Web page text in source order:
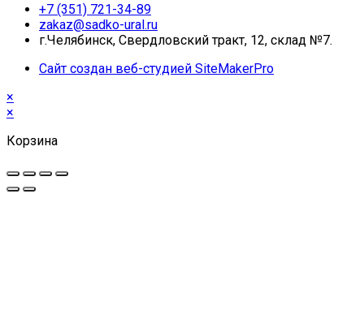
+7 (351) 721-34-89
zakaz@sadko-ural.ru
г.Челябинск, Свердловский тракт, 12, склад №7.
Сайт создан веб-студией SiteMakerPro
×
×
Корзина